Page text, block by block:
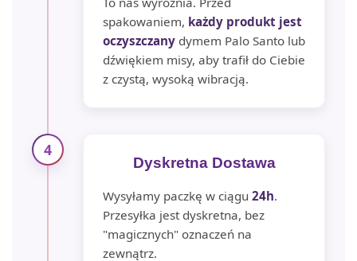
spakowaniem, każdy produkt jest
oczyszczany dymem Palo Santo lub
dźwiękiem misy, aby trafił do Ciebie
z czystą, wysoką wibracją.
4
Dyskretna Dostawa
Wysyłamy paczkę w ciągu 24h.
Przesyłka jest dyskretna, bez
"magicznych" oznaczeń na
zewnątrz.